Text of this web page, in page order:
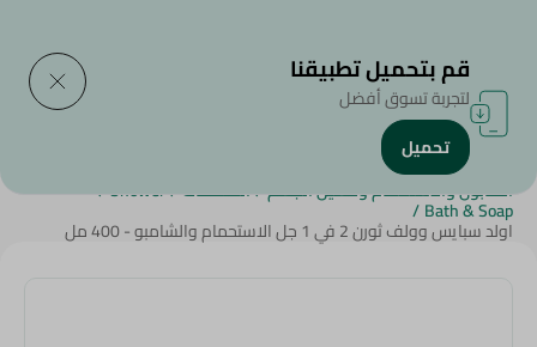
الرئيسية/الجمال والعناية الشخصية
الصابون والاستحمام وغسيل الجسم/المنظفات/
Shower
/
Bath & Soap
/
اولد سبايس وولف ثورن 2 في 1 جل الاستحمام والشامبو - 400 مل
قم بتحميل تطبيقنا
لتجربة تسوق أفضل
تحميل